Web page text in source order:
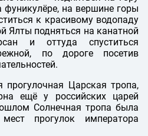
на вершине горы
к красивому водопаду
Ялты подняться на канатной
и оттуда спуститься
по дороге посетив
прогулочная Царская тропа,
ещё у российских царей
Солнечная тропа была
прогулок императора